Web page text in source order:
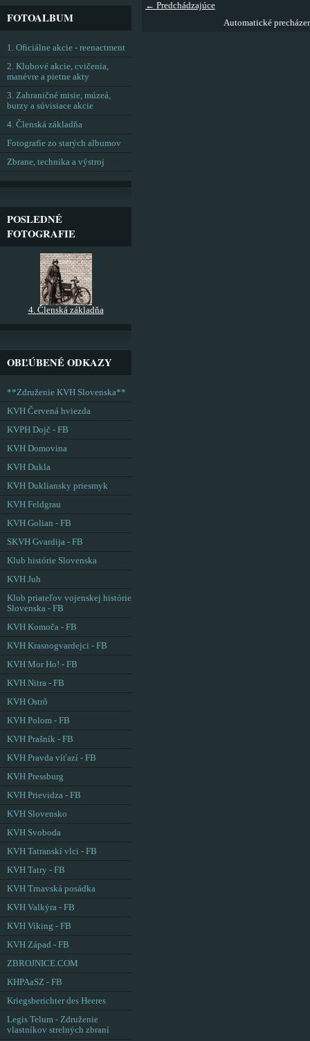
← Predchádzajúce
Automatické
FOTOALBUM
1. Oficiálne akcie - reenactment
2. Klubové akcie, cvičenia,
manévre a pietne akty
3. Zahraničné misie, múzeá,
burzy a súvisiace akcie
4. Členská základňa
Fotografie zo starých albumov
Zbrane, technika a výstroj
POSLEDNÉ
FOTOGRAFIE
4. Členská základňa
OBĽÚBENÉ ODKAZY
**Združenie KVH Slovenska**
KVH Červená hviezda
KVPH Dojč - FB
KVH Domovina
KVH Dukla
KVH Dukliansky priesmyk
KVH Feldgrau
KVH Golian - FB
SKVH Gvardija - FB
Klub histórie Slovenska
KVH Juh
Klub priateľov vojenskej histórie
Slovenska - FB
KVH Komoča - FB
KVH Krasnogvardejci - FB
KVH Mor Ho! - FB
KVH Nitra - FB
KVH Ostrô
KVH Polom - FB
KVH Prašník - FB
KVH Pravda víťazí - FB
KVH Pressburg
KVH Prievidza - FB
KVH Slovensko
KVH Svoboda
KVH Tatranskí vlci - FB
KVH Tatry - FB
KVH Trnavská posádka
KVH Valkýra - FB
KVH Viking - FB
KVH Západ - FB
ZBROJNICE.COM
KHPAaSZ - FB
Kriegsberichter des Heeres
Legis Telum - Združenie
vlastníkov strelných zbraní